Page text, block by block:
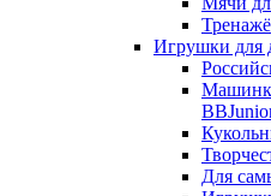
Игрушки для
Для